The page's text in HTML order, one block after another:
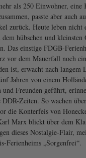
als 250 Einwohner, eine
passte aber auch
zurück. Heute leben nicht
hübschen und kleinsten
Das einstige FDGB-
vor dem Mauerfall noch
ist, erwacht nach langem
Jahren von einem
und Freunden geführt,
DDR-Zeiten. So wachen
die Konterfeis von
Marx blickt über dem
dieses Nostalgie-Flair,
Ferienheims „Sorgenfrei“.